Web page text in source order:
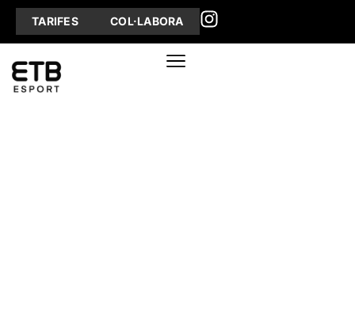
TARIFES COL·LABORA